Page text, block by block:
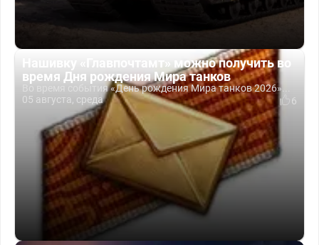
Нашивку «Главпочтамт» можно получить во
время Дня рождения Мира танков
Во время события «День рождения Мира танков 2026»...
05 августа, среда
6